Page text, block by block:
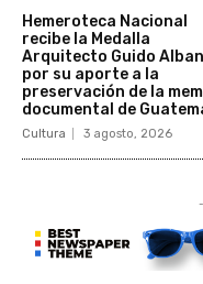
Hemeroteca Nacional
recibe la Medalla
Arquitecto Guido
por su aporte a la
preservación de la
documental de
Cultura 3 agosto, 2026